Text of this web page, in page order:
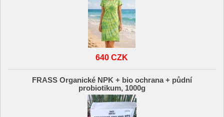
640 CZK
FRASS Organické NPK + bio ochrana + půdní
probiotikum, 1000g